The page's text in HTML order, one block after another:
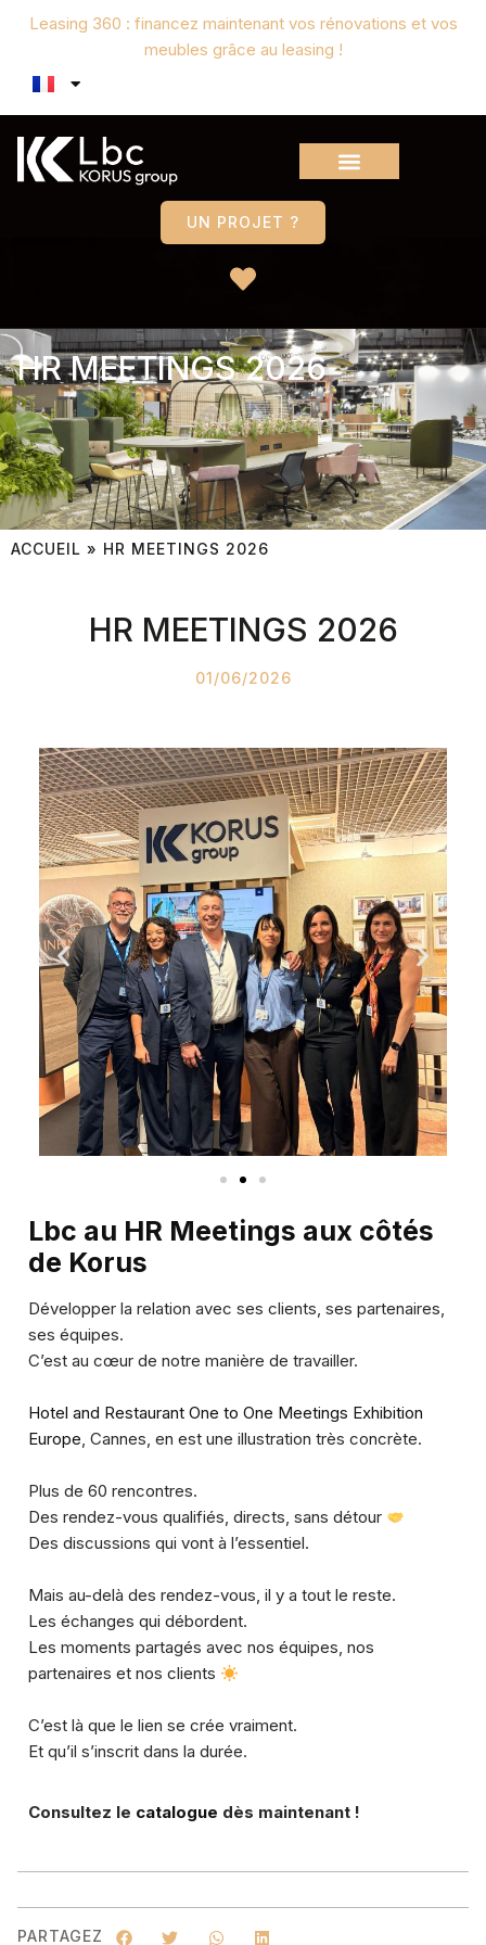
Leasing 360 : financez maintenant vos rénovations et vos
meubles grâce au leasing !
UN PROJET ?
HR MEETINGS 2026
ACCUEIL » HR MEETINGS 2026
HR MEETINGS 2026
01/06/2026
Lbc au HR Meetings aux côtés
de Korus
Développer la relation avec ses clients, ses partenaires,
ses équipes.
C’est au cœur de notre manière de travailler.
Hotel and Restaurant One to One Meetings Exhibition
Europe, Cannes, en est une illustration très concrète.
Plus de 60 rencontres.
Des rendez-vous qualifiés, directs, sans détour
Des discussions qui vont à l’essentiel.
Mais au-delà des rendez-vous, il y a tout le reste.
Les échanges qui débordent.
Les moments partagés avec nos équipes, nos
partenaires et nos clients
C’est là que le lien se crée vraiment.
Et qu’il s’inscrit dans la durée.​
Consultez le catalogue dès maintenant !
PARTAGEZ